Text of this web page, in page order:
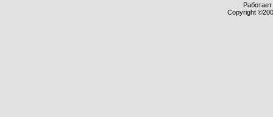
Copyright